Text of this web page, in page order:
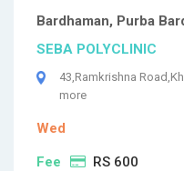
Bardhaman, Purba
SEBA POLYCLINIC
43,Ramkrishna
more
Wed
Fee RS 600